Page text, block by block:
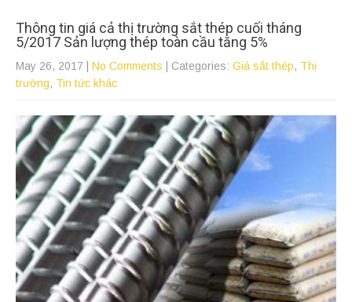
Thông tin giá cả thị trường sắt thép cuối tháng
5/2017 Sản lượng thép toàn cầu tăng 5%
May 26, 2017 No Comments | Categories: Giá sắt thép, Thị
trường, Tin tức khác